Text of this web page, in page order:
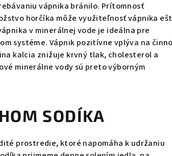
vápnika bránilo. Prítomnosť
horčíka môže využiteľnosť vápnika
v minerálnej vode je ideálna pre
systéme. Vápnik pozitívne vplýva na
kalcia znižuje krvný tlak, cholesterol a
minerálne vody sú preto výborným
SODÍKA
prostredie, ktoré napomáha k udržaniu